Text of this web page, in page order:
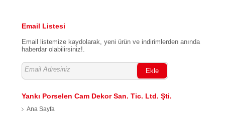
Email Listesi
Email listemize kaydolarak, yeni ürün ve indirimlerden anında
haberdar olabilirsiniz!.
Ekle
Yankı Porselen Cam Dekor San. Tic. Ltd. Şti.
Ana Sayfa